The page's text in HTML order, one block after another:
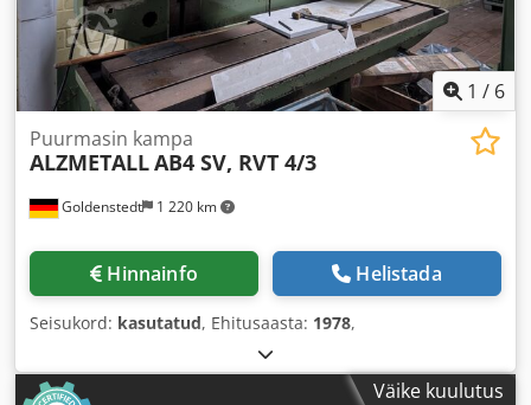
1 / 6
Goldenstedt 1 220 km
Puurmasin kampa
ALZMETALLAB4 SV, RVT 4/3
Hinnainfo Helistada
Seisukord: kasutatud, Ehitusaasta: 1978,
Väike kuulutus